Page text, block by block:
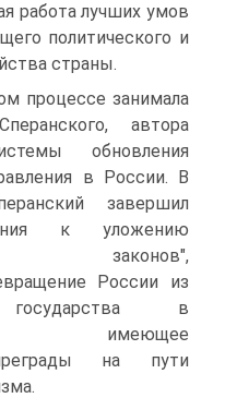
работа лучших умов
политического и
страны.
процессе занимала
автора
обновления
в России. В
завершил
к уложению
законов",
России из
государства в
имеющее
на пути